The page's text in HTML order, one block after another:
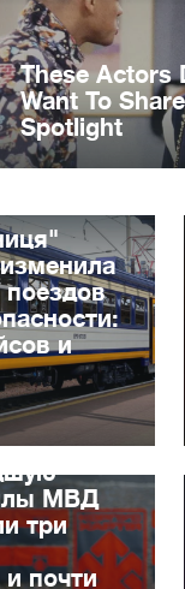
и
МВД
три
и почти